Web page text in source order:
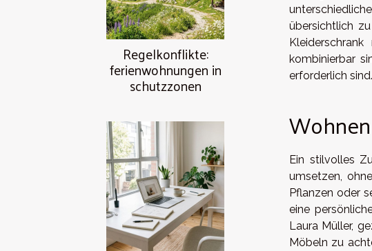
Regelkonflikte:
ferienwohnungen in
schutzzonen
übersichtlich
kombinierbar
erforderlich sind.
Ein stilvolles
umsetzen,
Pflanzen oder
eine
Laura Müller,
Möbeln zu